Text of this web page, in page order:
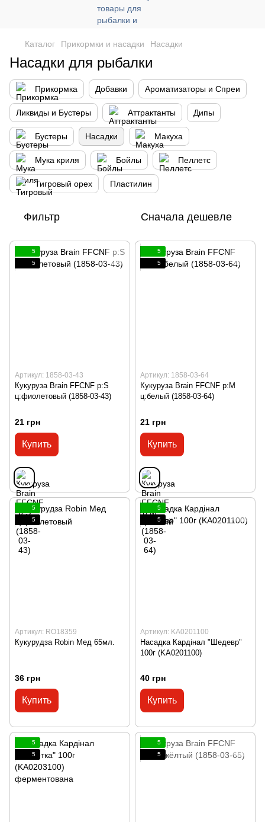
Каталог Прикормки и насадки Насадки
Насадки для рыбалки
Прикормка Добавки Ароматизаторы и Спреи
Ликвиды и Бустеры Аттрактанты Дипы
Бустеры Насадки Макуха
Мука криля Бойлы Пеллетс
Тигровый орех Пластилин
Фильтр Сначала дешевле
5
5
Артикул: 1858-03-43
Кукуруза Brain FFCNF р:S
ц:фиолетовый (1858-03-43)
21 грн
Купить
5
5
Артикул: 1858-03-64
Кукуруза Brain FFCNF р:M
ц:белый (1858-03-64)
21 грн
Купить
5
5
Артикул: RO18359
Кукурудза Robin Мед 65мл.
36 грн
Купить
5
5
Артикул: KA0201100
Насадка Кардінал "Шедевр"
100г (KA0201100)
40 грн
Купить
5
5
5
5